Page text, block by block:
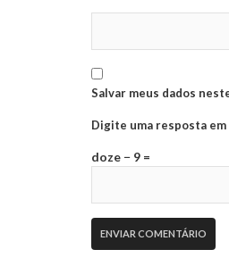
Salvar meus dados
Digite uma resposta em
doze − 9 =